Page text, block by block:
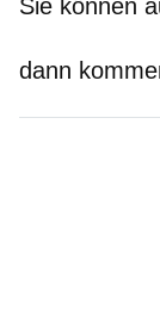
Sie können
dann